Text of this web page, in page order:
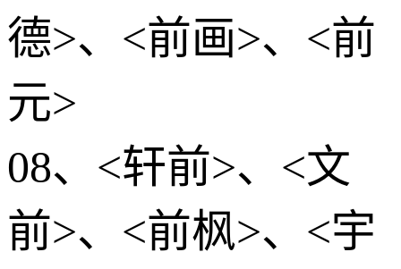
德>、<前画>、<前
元>
08、<轩前>、<文
前>、<前枫>、<宇